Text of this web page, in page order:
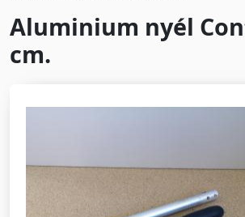
Aluminium nyél
cm.